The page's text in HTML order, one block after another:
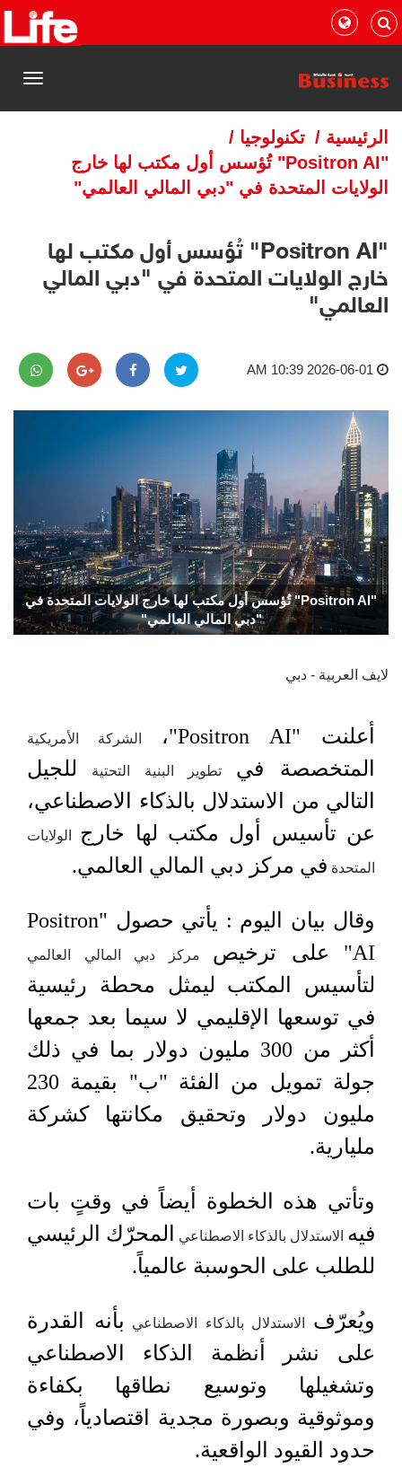
القائمة
الرئيسية / تكنولوجيا /
"Positron AI" تُؤسس أول مكتب لها خارج
الولايات المتحدة في "دبي المالي العالمي"
"Positron AI" تُؤسس أول مكتب لها
خارج الولايات المتحدة في "دبي المالي
العالمي"
2026-06-01 10:39 AM
"Positron AI" تُؤسس أول مكتب لها خارج الولايات المتحدة في
"دبي المالي العالمي"
لايف العربية - دبي
أعلنت "Positron AI"، الشركة الأمريكية
المتخصصة في تطوير البنية التحتية
للجيل
التالي من الاستدلال بالذكاء الاصطناعي،
عن تأسيس أول مكتب لها خارج الولايات
المتحدة في مركز دبي المالي العالمي.
وقال بيان اليوم : يأتي حصول "Positron
AI" على ترخيص
مركز دبي المالي العالمي
لتأسيس المكتب ليمثل محطة رئيسية
في توسعها الإقليمي لا سيما بعد جمعها
أكثر من 300 مليون دولار بما في ذلك
جولة تمويل من الفئة "ب" بقيمة 230
مليون دولار وتحقيق مكانتها كشركة
مليارية.
وتأتي هذه الخطوة أيضاً في وقتٍ بات
فيه الاستدلال بالذكاء الاصطناعي
المحرّك الرئيسي
للطلب على الحوسبة عالمياً.
ويُعرّف الاستدلال بالذكاء الاصطناعي بأنه القدرة
على نشر أنظمة الذكاء الاصطناعي
وتشغيلها وتوسيع نطاقها بكفاءة
وموثوقية وبصورة مجدية اقتصادياً، وفي
حدود القيود الواقعية.